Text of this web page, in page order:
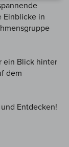
Einblicke in
ein Blick hinter
dem
Entdecken!